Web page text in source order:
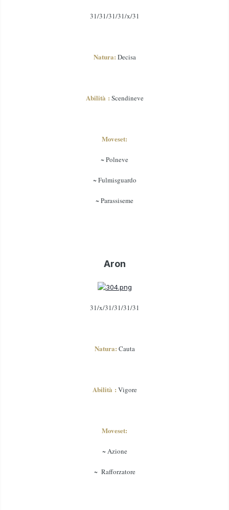
31/31/31/31/x/31
Natura: Decisa
Abilità : Scendineve
Moveset:
~ Polneve
~ Fulmisguardo
~ Parassiseme
Aron
31/x/31/31/31/31
Natura: Cauta
Abilità : Vigore
Moveset:
~ Azione
~ Rafforzatore